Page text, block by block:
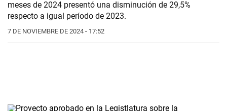
meses de 2024 presentó una disminución de 29,5%
respecto a igual período de 2023.
7 DE NOVIEMBRE DE 2024 - 17:52